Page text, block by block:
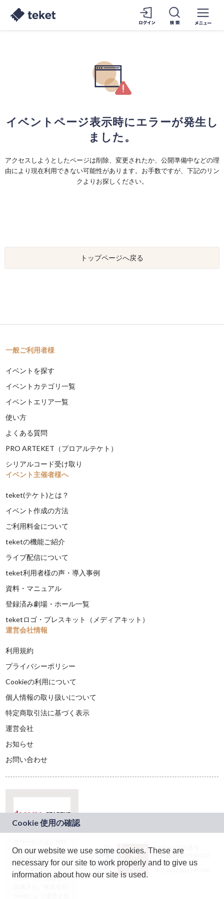
イベントページ表示時にエラーが発生し
ました。
アクセスしようとしたページは削除、変更されたか、公開準備中などの理
由により現在利用できない可能性があります。お手数ですが、下記のリン
クよりお探しください。
トップページへ戻る
一般ご利用者様
イベントを探す
イベントカテゴリ一覧
イベントエリア一覧
使い方
よくある質問
PRO ARTEKET（プロアルテケト）
シリアルコード受け取り
イベント主催者様へ
teket(テケト)とは？
イベント作成の方法
ご利用料金について
teketの機能ご紹介
ライブ配信について
teket利用者様の声・導入事例
資料・マニュアル
登録済み劇場・ホール一覧
teketロゴ・プレスキット（メディアキット）
運営会社情報
利用規約
プライバシーポリシー
Cookieの利用について
個人情報の取り扱いについて
特定商取引法に基づく表示
運営会社
お知らせ
お問い合わせ
ドコモグループの新
規事業創出プログラ
ム「docomo
STARTUP」を通じて
JASRAC許諾番号：
9024936001Y45037
JASRAC許諾番号：
On our website we use some cookies. These are
necessary for our site to work properly and to give us
information about how our site is used.